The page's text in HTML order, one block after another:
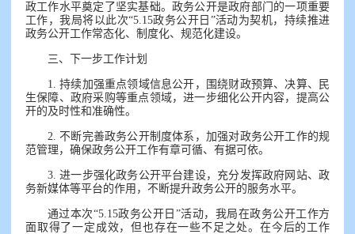
政工作水平奠定了坚实基础。政务公开是政府部门的一项重要
工作，我局将以此次“5.15政务公开日”活动为契机，持续推进
政务公开工作常态化、制度化、规范化建设。
三、下一步工作计划
1. 持续加强重点领域信息公开，围绕财政预算、决算、民
生保障、政府采购等重点领域，进一步细化公开内容，提高公
开的及时性和准确性。
2. 不断完善政务公开制度体系，加强对政务公开工作的规
范管理，确保政务公开工作有章可循、有据可依。
3. 进一步强化政务公开平台建设，充分发挥政府网站、政
务新媒体等平台的作用，不断提升政务公开的服务水平。
通过本次“5.15政务公开日”活动，我局在政务公开工作方
面取得了一定成效，但也存在一些不足之处。在今后的工作